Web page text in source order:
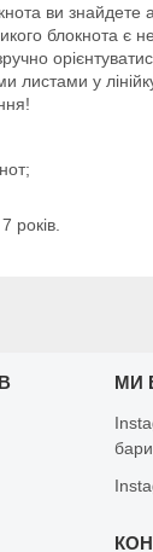
ви знайдете
блокнота є
листами у
років.
МИ